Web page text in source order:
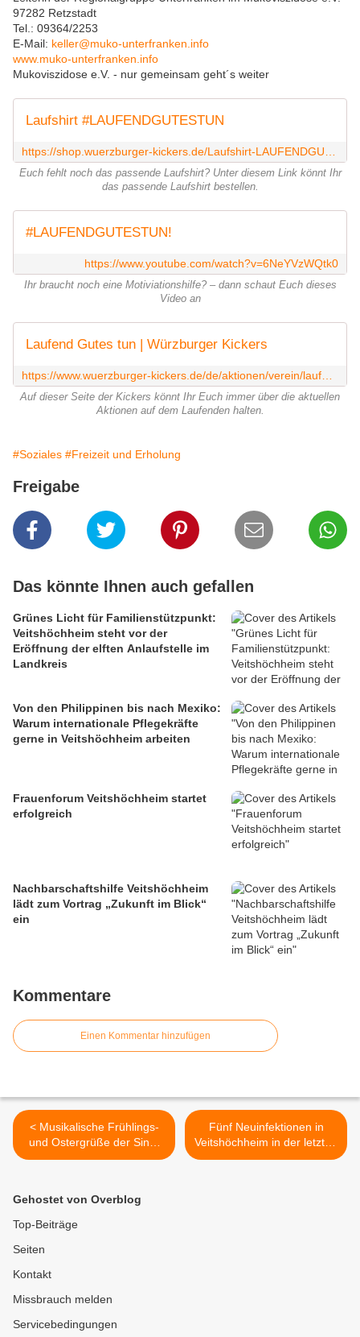
97282 Retzstadt
Tel.: 09364/2253
E-Mail: keller@muko-unterfranken.info
www.muko-unterfranken.info
Mukoviszidose e.V. - nur gemeinsam geht´s weiter
Laufshirt #LAUFENDGUTESTUN
Euch fehlt noch das passende Laufshirt? Unter diesem Link könnt Ihr
das passende Laufshirt bestellen.
#LAUFENDGUTESTUN!
https://www.youtube.com/watch?v=6NeYVzWQtk0
Ihr braucht noch eine Motiviationshilfe? – dann schaut Euch dieses
Video an
Laufend Gutes tun | Würzburger Kickers
Auf dieser Seite der Kickers könnt Ihr Euch immer über die aktuellen
Aktionen auf dem Laufenden halten.
#Soziales #Freizeit und Erholung
Freigabe
Das könnte Ihnen auch gefallen
Grünes Licht für Familienstützpunkt:
Veitshöchheim steht vor der
Eröffnung der elften Anlaufstelle im
Landkreis
Von den Philippinen bis nach Mexiko:
Warum internationale Pflegekräfte
gerne in Veitshöchheim arbeiten
Frauenforum Veitshöchheim startet
erfolgreich
Nachbarschaftshilfe Veitshöchheim
lädt zum Vortrag „Zukunft im Blick“
ein
Kommentare
Einen Kommentar hinzufügen
< Musikalische Frühlings-
und Ostergrüße der Sing-
und Musikschule
Fünf Neuinfektionen in
Veitshöchheim in der letzten
Woche - Landkreis
Gehostet von Overblog
Top-Beiträge
Seiten
Kontakt
Missbrauch melden
Servicebedingungen